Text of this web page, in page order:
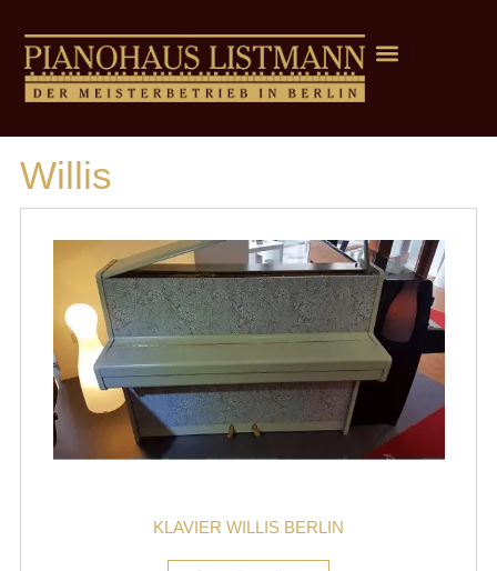
Willis
KLAVIER WILLIS BERLIN